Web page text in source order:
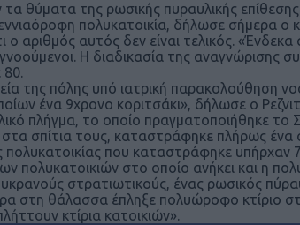
θύματα της ρωσικής πυραυλικής
πολυκατοικία, δήλωσε σήμερα ο
ο αριθμός αυτός δεν είναι τελικός.
Η διαδικασία της αναγνώρισης
80.
της πόλης υπό ιατρική παρακολούθηση
ένα 9χρονο κοριτσάκι», δήλωσε ο
πλήγμα, το οποίο πραγματοποιήθηκε το
στα σπίτια τους, καταστράφηκε πλήρως ένα
που καταστράφηκε υπήρχαν
πολυκατοικιών στο οποίο ανήκει και η
στρατιωτικούς, ένας ρωσικός
στη θάλασσα έπληξε πολυώροφο κτίριο
κτίρια κατοικιών».